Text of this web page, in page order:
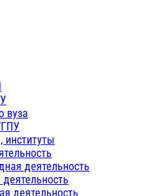
вуза
институты
деятельность
деятельность